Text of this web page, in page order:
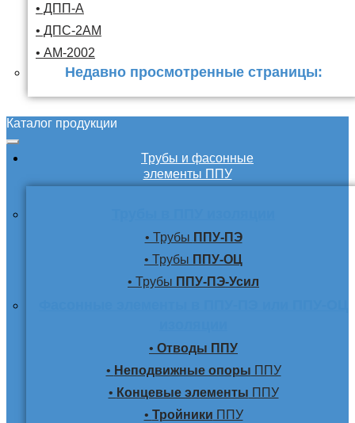
• ДПП-А
• ДПС-2АМ
• АМ-2002
Недавно просмотренные страницы:
Каталог продукции
Трубы и фасонные
элементы ППУ
• Трубы ППУ-ПЭ
• Трубы ППУ-ОЦ
• Трубы ППУ-ПЭ-Усил
• Отводы ППУ
• Неподвижные опоры ППУ
• Концевые элементы ППУ
• Тройники ППУ